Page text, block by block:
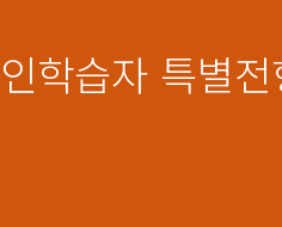
학습자 특별전